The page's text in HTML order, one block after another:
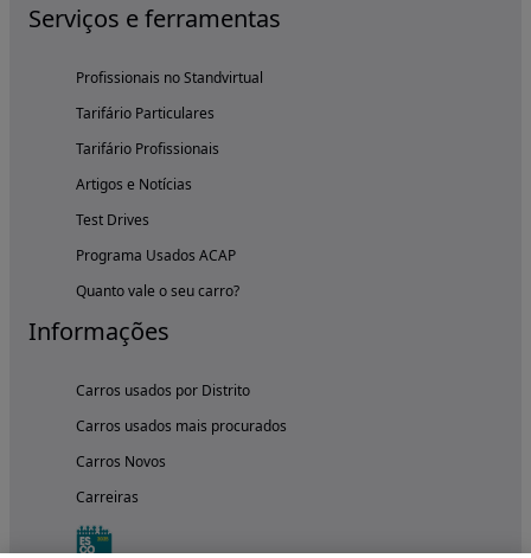
Serviços e ferramentas
Profissionais no Standvirtual
Tarifário Particulares
Tarifário Profissionais
Artigos e Notícias
Test Drives
Programa Usados ACAP
Quanto vale o seu carro?
Informações
Carros usados por Distrito
Carros usados mais procurados
Carros Novos
Carreiras